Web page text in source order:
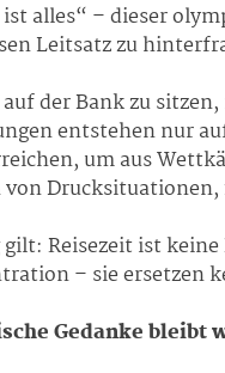
alles“ – dieser
Leitsatz zu
der Bank zu
entstehen nur
um aus
Reisezeit ist
– sie ersetzen
Gedanke